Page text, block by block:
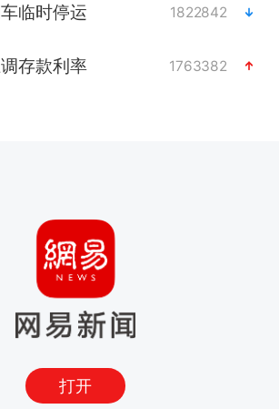
临时停运 1822842
存款利率 1763382
打开